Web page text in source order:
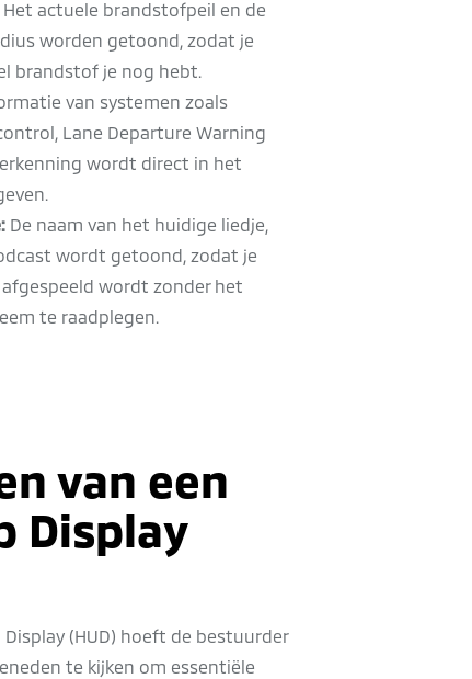
actuele brandstofpeil en de
worden getoond, zodat je
brandstof je nog hebt.
van systemen zoals
Lane Departure Warning
wordt direct in het
De naam van het huidige liedje,
wordt getoond, zodat je
wordt zonder het
te raadplegen.
van een
Display
(HUD) hoeft de bestuurder
te kijken om essentiële